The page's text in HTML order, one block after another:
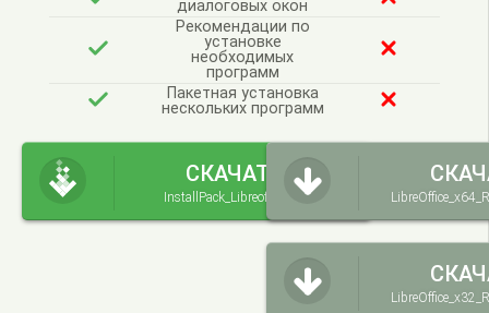
диалоговых окон
Рекомендации по
установке
необходимых
программ
Пакетная установка
нескольких программ
СКАЧАТЬ
InstallPack_Libreoffice.exe